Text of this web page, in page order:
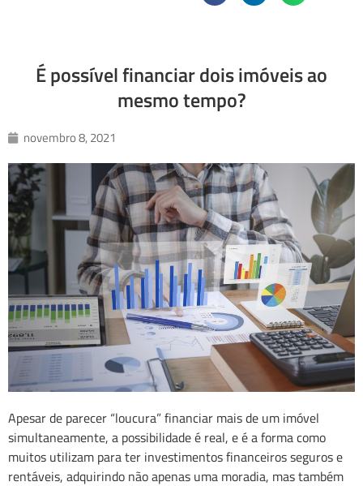
É possível financiar dois imóveis ao
mesmo tempo?
novembro 8, 2021
Apesar de parecer “loucura” financiar mais de um imóvel
simultaneamente, a possibilidade é real, e é a forma como
muitos utilizam para ter investimentos financeiros seguros e
rentáveis, adquirindo não apenas uma moradia, mas também